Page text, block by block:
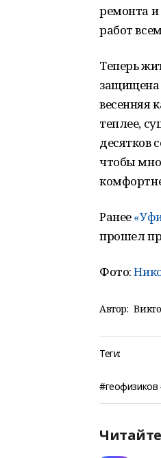
ремонта и
работ
Теперь
защищена
весенняя
теплее,
десятков
чтобы
Ранее
прошел
Фото:
Автор:
Теги: